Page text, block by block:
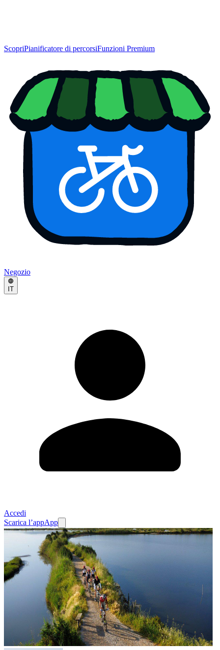
ScopriPianificatore di percorsiFunzioni Premium
Negozio
IT
Accedi
Scarica l’appApp